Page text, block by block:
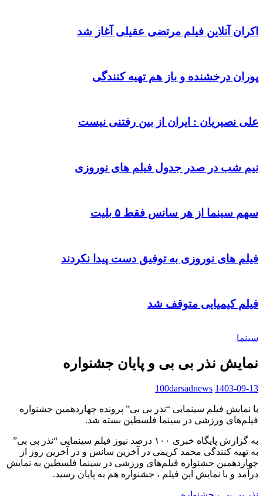
اکران آنلاین فیلم مرتضی عقیلی آغاز شد
پوران درخشنده و باز هم تهیه کنندگی
علی نصیریان : ایران از بین رفتنی نیست
نیم شب در صدر جدول فیلم های نوروزی
سهم سینما از هر سانس فقط ۵ بلیت
فیلم های نوروزی به توفیق دست پیدا نکردند
فیلم کیمیایی متوقف شد
سینما
نمایش نذر بی بی و پایان جشنواره
100darsadnews 1403-09-13
با نمایش فیلم سینمایی “نذر بی بی” پرونده چهاردهمین جشنواره
فیلم‌های ورزشی در سینما فلسطین بسته شد.
به گزارش پایگاه خبری ۱۰۰ درصد نیوز فیلم سینمایی “نذر بی بی”
به تهیه کنندگی محمد کریمی در آخرین سانس و در آخرین روز از
چهاردهمین جشنواره فیلم‌های ورزشی در سینما فلسطین به نمایش
درآمد و با نمایش این فیلم ، جشنواره هم به پایان رسید.